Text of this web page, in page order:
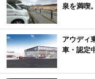
泉を満喫
アウディ
車・認定